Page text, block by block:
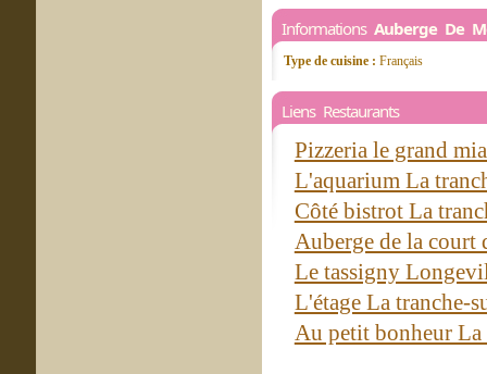
Informations Auberge De
Type de cuisine : Français
Liens Restaurants
Pizzeria le grand
L'aquarium La
Côté bistrot La
Auberge de la
Le tassigny
L'étage La tranche-
Au petit bonheur